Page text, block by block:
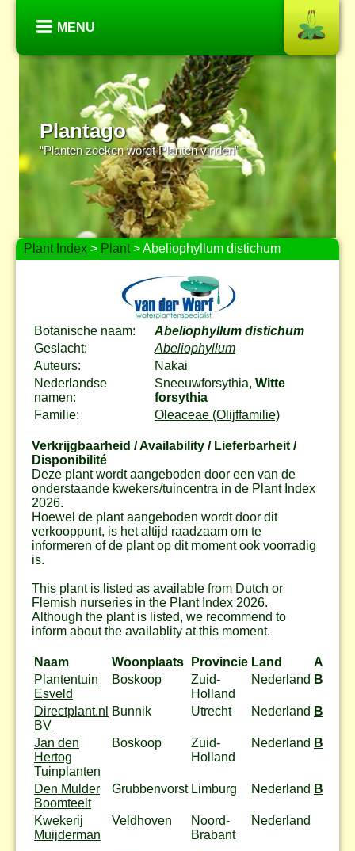
MENU
Plantago
“Planten zoeken wordt Planten vinden”
Plant Index > Plant> Abeliophyllum distichum
Botanische naam:
Abeliophyllum distichum
Geslacht:
Abeliophyllum
Auteurs:
Nakai
Nederlandse
namen:
Sneeuwforsythia, Witte
forsythia
Familie:
Oleaceae (Olijffamilie)
Verkrijgbaarheid / Availability / Lieferbarheit /
Disponibilité
Deze plant wordt aangeboden door een van de
onderstaande kwekers/tuincentra in de Plant Index
2026.
Hoewel de plant aangeboden wordt door dit
verkooppunt, is het altijd raadzaam om te
informeren of de plant op dit moment ook voorradig
is.
This plant is listed as available from Dutch or
Flemish nurseries in the Plant Index 2026.
Although the plant is listed, we recommend to
inform about the availablity at this moment.
Naam Woonplaats Provincie Land
Actie
Plantentuin
Esveld
Boskoop
Zuid-
Holland
Nederland Bestel
Directplant.nl
BV
Bunnik Utrecht Nederland Bestel
Jan den
Hertog
Tuinplanten
Boskoop
Zuid-
Holland
Nederland Bestel
Den Mulder
Boomteelt
Grubbenvorst Limburg Nederland Bestel
Kwekerij
Muijderman
Veldhoven
Noord-
Brabant
Nederland